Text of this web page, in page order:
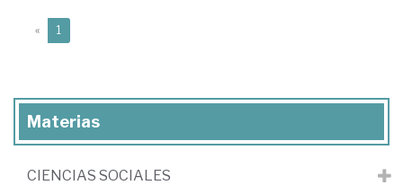
« 1
Materias
CIENCIAS SOCIALES